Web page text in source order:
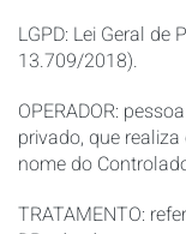
LGPD: Lei Geral de
13.709/2018).
OPERADOR:
privado, que
nome do
TRATAMENTO: